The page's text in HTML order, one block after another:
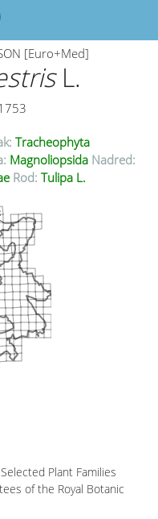
[Euro+Med]
L.
Tracheophyta
Magnoliopsida Nadred:
Rod: Tulipa L.
Plant Families
of the Royal Botanic